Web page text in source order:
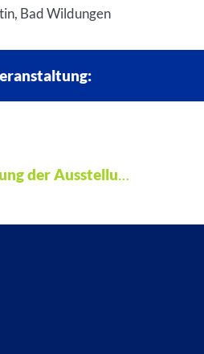
Bad Wildungen
Veranstaltung
„20 Jahre Stolpersteine in Bad Wildungen“
0 5 6 2 1 7 0 1 0
info@bad-wildungen.de